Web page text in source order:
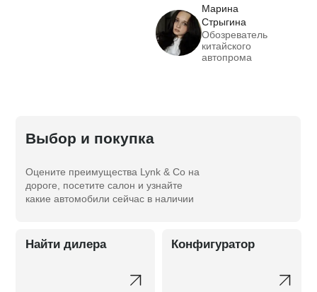
Марина
Стрыгина
Обозреватель
китайского
автопрома
Выбор и покупка
Оцените преимущества Lynk & Co на
дороге, посетите салон и узнайте
какие автомобили сейчас в наличии
Найти дилера Конфигуратор